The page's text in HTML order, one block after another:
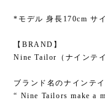
*モデル 身長170cm サ
【BRAND】
Nine Tailor（ナインテイ
ブランド名のナインテ
“ Nine Tailors make a